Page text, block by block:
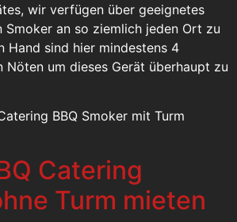
wir verfügen über geeignetes
Smoker an so ziemlich jeden Ort zu
Hand sind hier mindestens 4
um dieses Gerät überhaupt zu
BBQ Smoker mit Turm
Catering
Turm mieten